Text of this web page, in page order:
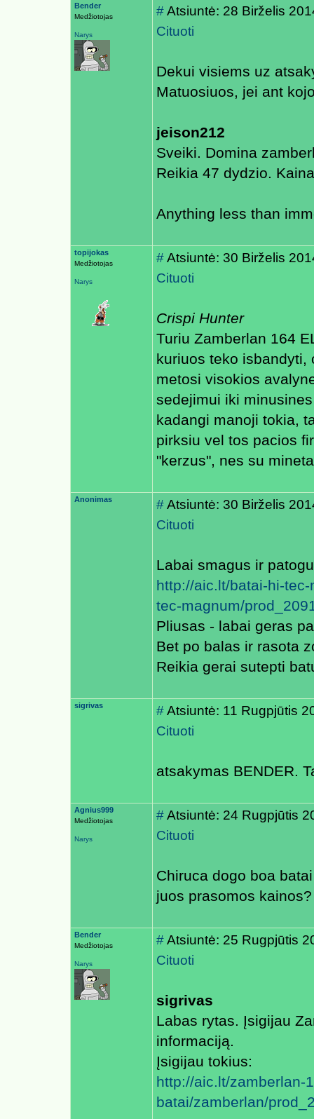
Bender
Medžiotojas
Narys
#Atsiuntė: 28 Birželis
Cituoti
Dekui visiems uz
Matuosiuos, jei ant
jeison212
Sveiki. Domina
Reikia 47 dydzio.
Anything less than
topijokas
Medžiotojas
Narys
#Atsiuntė: 30 Birželis
Cituoti
Crispi Hunter
Turiu Zamberlan 164
kuriuos teko isbandyti,
metosi visokios
sedejimui iki
kadangi manoji tokia,
pirksiu vel tos pacios
"kerzus", nes su
Anonimas #Atsiuntė: 30 Birželis
Cituoti
Labai smagus ir
http://aic.lt/batai-hi-
tec-magnum/
Pliusas - labai geras
Bet po balas ir rasota
Reikia gerai sutepti
sigrivas #Atsiuntė: 11 Rugpjūtis
Cituoti
atsakymas BENDER.
Agnius999
Medžiotojas
Narys
#Atsiuntė: 24 Rugpjūtis
Cituoti
Chiruca dogo boa
juos prasomos kainos?
Bender
Medžiotojas
Narys
#Atsiuntė: 25 Rugpjūtis
Cituoti
sigrivas
Labas rytas. Įsigijau
informaciją.
Įsigijau tokius:
http://aic.lt/zamberlan-
batai/zamberlan/